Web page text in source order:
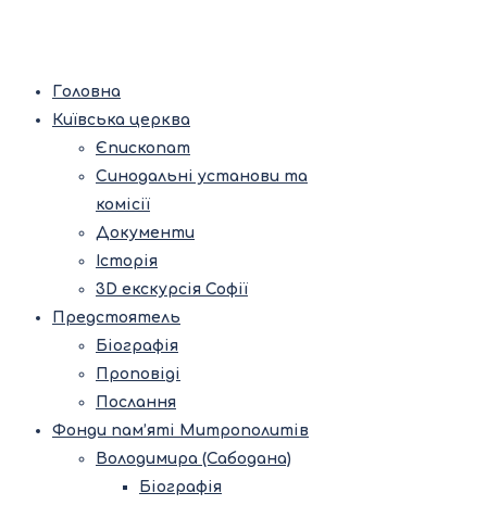
Головна
Київська церква
Єпископат
Синодальні установи та
комісії
Документи
Історія
3D екскурсія Софії
Предстоятель
Біографія
Проповіді
Послання
Фонди пам’яті Митрополитів
Володимира (Сабодана)
Біографія